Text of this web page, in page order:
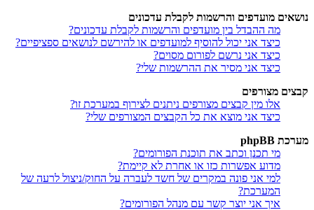
נושאים מועדפים והרשמות לקבלת עדכונים
מה ההבדל בין מועדפים והרשמות לקבלת עדכונים?
כיצד אני יכול להוסיף למועדפים או להירשם לנושאים ספציפיים?
כיצד אני נרשם לפורום מסוים?
כיצד אני מסיר את ההרשמות שלי?
קבצים מצורפים
אלו מין קבצים מצורפים ניתנים לצירוף במערכת זו?
כיצד אני מוצא את כל הקבצים המצורפים שלי?
מערכת phpBB
מי תכנן וכתב את תוכנת הפורומים?
מדוע אפשרות כזו או אחרת לא קיימת?
למי אני פונה במקרים של חשד לעברה על החוק/ניצול לרעה של
המערכת?
איך אני יוצר קשר עם מנהל הפורומים?